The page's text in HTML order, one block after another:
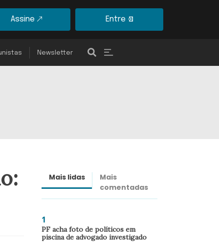
Assine Entre
Newsletter
Mais lidas
Mais
comentadas
1
PF acha foto de políticos em
piscina de advogado investigado